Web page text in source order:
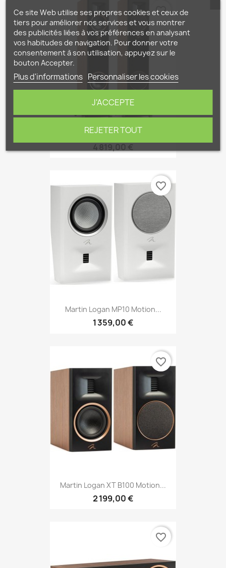
Martin Logan F20 Motion...
favorite_border
Martin Logan MP10 Motion...
1 359,00 €
favorite_border
Martin Logan XT B100 Motion...
2 199,00 €
favorite_border
favorite_border
Ce site Web utilise ses propres cookies et ceux de
tiers pour améliorer nos services et vous montrer
des publicités liées à vos préférences en analysant
vos habitudes de navigation. Pour donner votre
consentement à son utilisation, appuyez sur le
bouton Accepter.
Plus d'informations Personnaliser les cookies
REJETER TOUT
J'ACCEPTE